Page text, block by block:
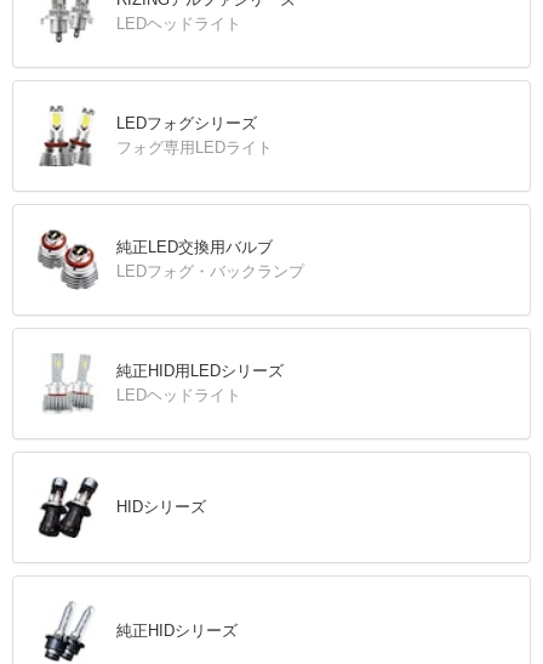
LEDヘッドライト
LEDフォグシリーズ
フォグ専用LEDライト
純正LED交換用バルブ
LEDフォグ・バックランプ
純正HID用LEDシリーズ
LEDヘッドライト
HIDシリーズ
純正HIDシリーズ